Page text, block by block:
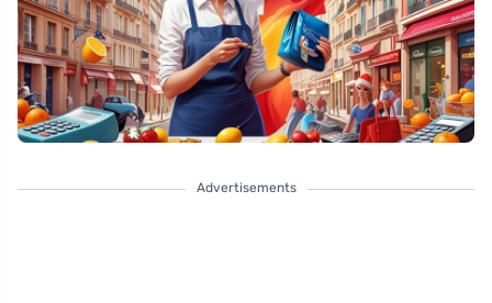
Advertisements